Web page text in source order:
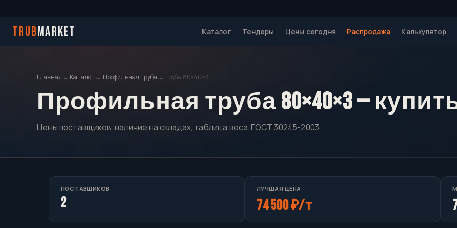
TRUBMARKET Каталог Тендеры Цены сегодня Распродажа Калькулятор
Главная → Каталог → Профильная труба → Труба 80×40×3
Профильная труба 80×40×3 —
Цены поставщиков, наличие на складах, таблица веса. ГОСТ 30245-2003.
ПОСТАВЩИКОВ
2
ЛУЧШАЯ ЦЕНА
74 500 ₽/т